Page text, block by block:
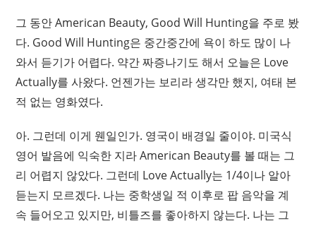
그 동안 American Beauty, Good Will Hunting을 주로 봤
다. Good Will Hunting은 중간중간에 욕이 하도 많이 나
와서 듣기가 어렵다. 약간 짜증나기도 해서 오늘은 Love
Actually를 사왔다. 언젠가는 보리라 생각만 했지, 여태 본
적 없는 영화였다.
아. 그런데 이게 웬일인가. 영국이 배경일 줄이야. 미국식
영어 발음에 익숙한 지라 American Beauty를 볼 때는 그
리 어렵지 않았다. 그런데 Love Actually는 1/4이나 알아
듣는지 모르겠다. 나는 중학생일 적 이후로 팝 음악을 계
속 들어오고 있지만, 비틀즈를 좋아하지 않는다. 나는 그